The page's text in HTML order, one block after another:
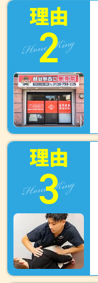
理由
2
Hone King
理由
3
Hone King